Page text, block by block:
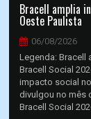
Bracell amplia
Oeste Paulista
06/08/2026
Legenda: Bracell
Bracell Social
impacto social
divulgou no mês
Bracell Social